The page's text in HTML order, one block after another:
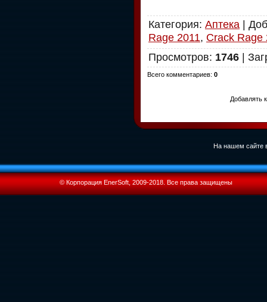
Категория: Аптека |
Rage 2011, Crack Rage
Просмотров: 1746 |
Всего комментариев: 0
Добавлять
На нашем сайте
© Корпорация EnerSoft, 2009-2018. Все права защищены